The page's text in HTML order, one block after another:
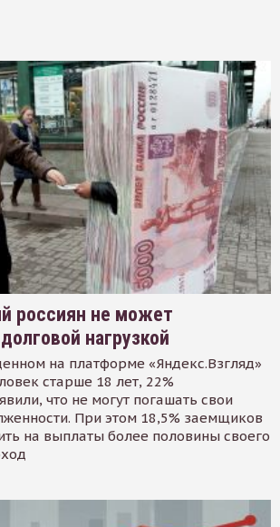
россиян не может
нагрузкой
на платформе «Яндекс.Взгляд»
старше 18 лет, 22%
что не могут погашать свои
При этом 18,5% заемщиков
на выплаты более половины своего